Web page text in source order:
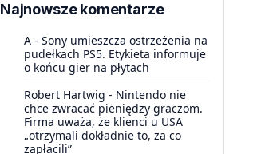
Najnowsze komentarze
A - Sony umieszcza ostrzeżenia na
pudełkach PS5. Etykieta informuje
o końcu gier na płytach
Robert Hartwig - Nintendo nie
chce zwracać pieniędzy graczom.
Firma uważa, że klienci u USA
„otrzymali dokładnie to, za co
zapłacili”